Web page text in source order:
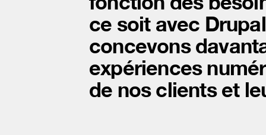
ce soit avec
concevons
expériences
de nos clients et